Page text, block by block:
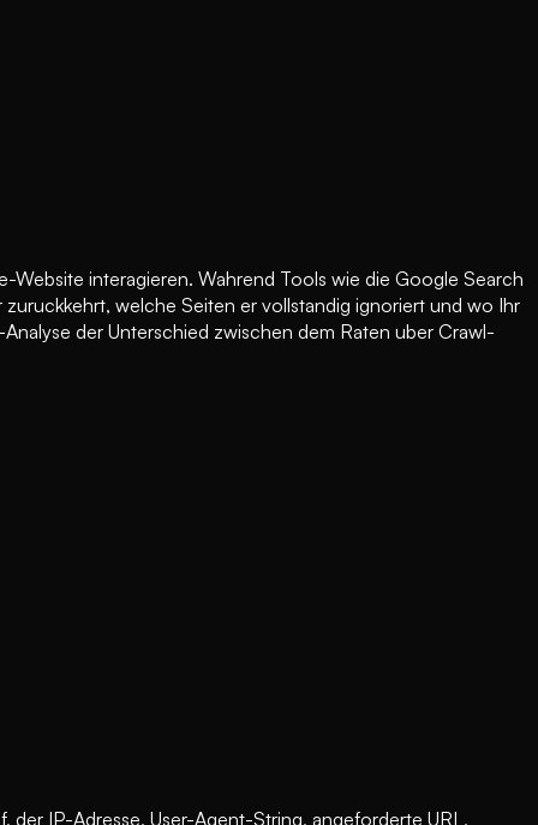
interagieren. Wahrend Tools wie die Google Search
welche Seiten er vollstandig ignoriert und wo Ihr
der Unterschied zwischen dem Raten uber Crawl-
IP-Adresse, User-Agent-String, angeforderte URL,